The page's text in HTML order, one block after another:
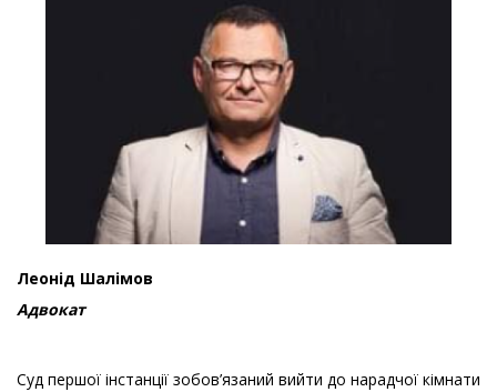
Леонід Шалімов
Адвокат
Суд першої інстанції зобов’язаний вийти до нарадчої кімнати